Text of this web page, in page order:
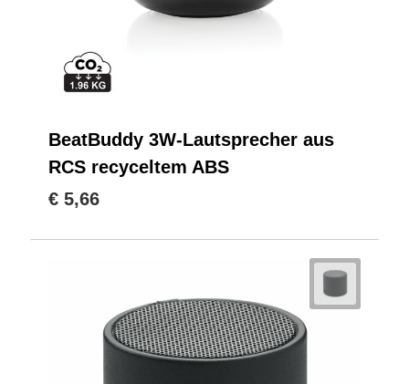
BeatBuddy 3W-Lautsprecher aus
RCS recyceltem ABS
€ 5,66